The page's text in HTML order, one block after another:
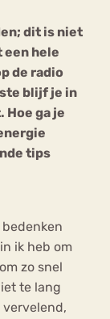
dit is niet
een hele
de radio
blijf je in
Hoe ga je
tips
ik heb om
zo snel
te lang
Nervosa
Trauma